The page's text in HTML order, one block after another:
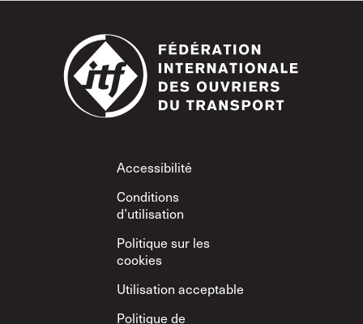
Footer
Accessibilité
Conditions
d’utilisation
Politique sur les
cookies
Utilisation acceptable
Politique de